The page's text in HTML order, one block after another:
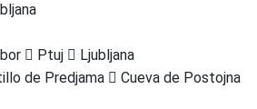
Ptuj
Ljubljana
de Predjama
Cueva de Postojna